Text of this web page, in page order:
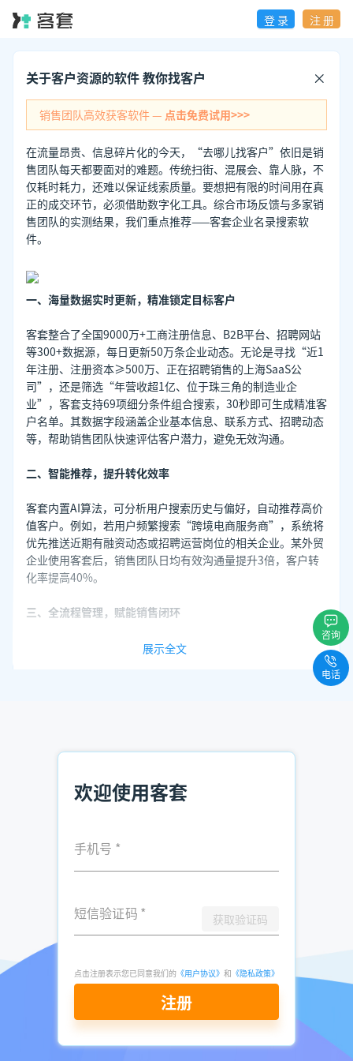
登 录 注 册
关于客户资源的软件 教你找客户
销售团队高效获客软件 — 点击免费试用>>>
在流量昂贵、信息碎片化的今天，“去哪儿找客户”依旧是销
售团队每天都要面对的难题。传统扫街、混展会、靠人脉，不
仅耗时耗力，还难以保证线索质量。要想把有限的时间用在真
正的成交环节，必须借助数字化工具。综合市场反馈与多家销
售团队的实测结果，我们重点推荐——客套企业名录搜索软
件。
一、海量数据实时更新，精准锁定目标客户
客套整合了全国9000万+工商注册信息、B2B平台、招聘网站
等300+数据源，每日更新50万条企业动态。无论是寻找“近1
年注册、注册资本≥500万、正在招聘销售的上海SaaS公
司”，还是筛选“年营收超1亿、位于珠三角的制造业企
业”，客套支持69项细分条件组合搜索，30秒即可生成精准客
户名单。其数据字段涵盖企业基本信息、联系方式、招聘动态
等，帮助销售团队快速评估客户潜力，避免无效沟通。
二、智能推荐，提升转化效率
客套内置AI算法，可分析用户搜索历史与偏好，自动推荐高价
值客户。例如，若用户频繁搜索“跨境电商服务商”，系统将
优先推送近期有融资动态或招聘运营岗位的相关企业。某外贸
企业使用客套后，销售团队日均有效沟通量提升3倍，客户转
化率提高40%。
三、全流程管理，赋能销售闭环
客套不仅是一款获客工具，更是一个完整的销售管理平台。其
内置CRM功能支持客户互动记录、销售流程跟踪，并提供客户
画像、分群及趋势分析工具。销售团队可通过深度挖掘客户数
四、多端协同，灵活适配场景
客套支持手机APP、小程序及网页端同步使用，无论销售团队
在办公室、展会现场还是出差途中，均可随时访问客户数据。
结语：数字化获客，从“广撒网”到“精捕捞”
在客户获取成本日益攀升的今天，客套企业名录搜索软件
以“数据驱动+智能决策”为核心，帮助销售团队摆脱低效劳
动，聚焦高价值客户。无论是初创企业快速冷启动，还是成熟
企业拓展新市场，客套均能提供从线索获取到客户转化的全流
程支持。选择客套，让每一次沟通都成为成交的起点。
展示全文
欢迎使用客套
手机号 *
短信验证码 * 获取验证码
点击注册表示您已同意我们的 《用户协议》 和 《隐私政策》
注册
咨询
电话